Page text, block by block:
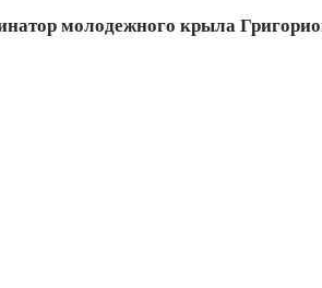
молодежного крыла